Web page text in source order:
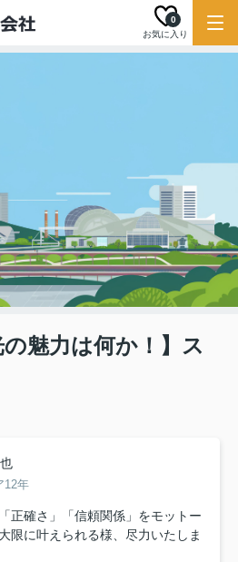
お気に入り
0
の魅力は何か！】ス
12年
正確さ」「信頼関係」をモットー
限に叶えられる様、尽力いたしま